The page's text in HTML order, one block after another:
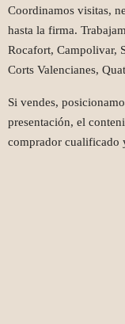
Coordinamos visitas,
hasta la firma.
Rocafort, Campolivar,
Corts Valencianes,
Si vendes,
presentación, el
comprador cualificado